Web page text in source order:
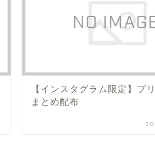
【インスタグラム限定】プ
まとめ配布